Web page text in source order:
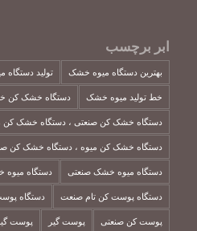
ابر برچسب
بهترین دستگاه میوه خشک تولید
خط تولید میوه خشک دستگاه خشک کن
دستگاه خشک کن صنعتی ، دستگاه خشک کن
دستگاه خشک کن میوه ، دستگاه خشک کن
دستگاه میوه خشک صنعتی دستگاه
دستگاه پوست کن تام صنعت دستگاه
پوست کن صنعتی پوست گیر پوست